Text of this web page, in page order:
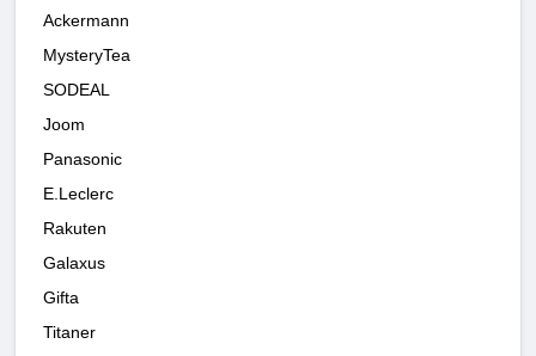
Ackermann
MysteryTea
SODEAL
Joom
Panasonic
E.Leclerc
Rakuten
Galaxus
Gifta
Titaner